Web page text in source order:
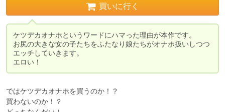
買いに行く
ケツデカオナホというワードにハマった理由が本作です。
お尻の大きな女の子たちをふたなり娘たちがオナホ扱いしつつ
エッチしていきます。
ではケツデカオナホを買うのか！？
買わないのか！？